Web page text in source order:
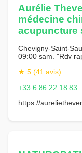
Aurélie
médecine
acupuncture
Chevigny-Saint-
09:00 sam. "Rdv
★ 5 (41 avis)
+33 6 86 22 18 83
https://